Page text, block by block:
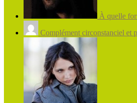
À quelle
Complément circonstanciel et